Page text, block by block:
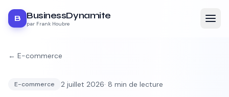
B BusinessDynamite
par Frank Houbre
← E-commerce
E-commerce 2 juillet 2026· 8 min de lecture